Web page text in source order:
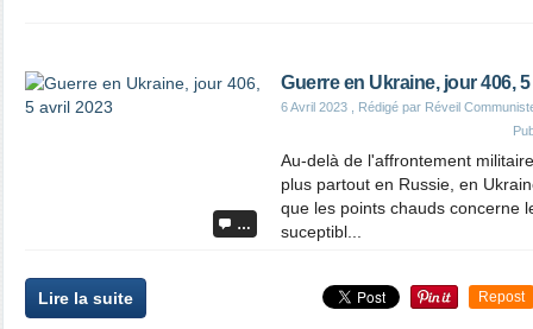
…
Guerre en Ukraine, jour 406,
6 Avril 2023 , Rédigé par Réveil
Au-delà de l'affrontement
plus partout en Russie, en
que les points chauds concerne
suceptibl...
Lire la suite Repost